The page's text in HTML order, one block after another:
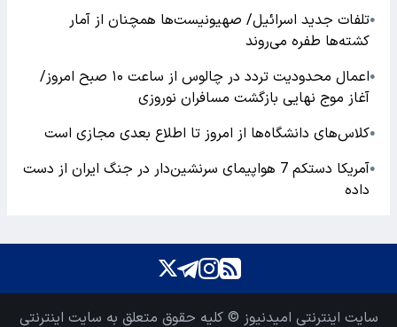
●تلفات جدید اسرائیل/ صهیونیست‌ها همچنان از آمار
کشته‌ها طفره می‌روند
●
اعمال محدودیت تردد در چالوس از ساعت ۱۰ صبح امروز/
آغاز موج نهایی بازگشت مسافران نوروزی
●کلاس‌های دانشگاه‌ها از امروز تا اطلاع بعدی مجازی است
●
آمریکا دستکم 7 هواپیمای سرنشین‌دار در جنگ ایران از دست
داده
سایت اینترنتی امیدنیوز © کلیه حقوق متعلق به سایت اینترنتی